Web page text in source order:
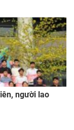
người lao